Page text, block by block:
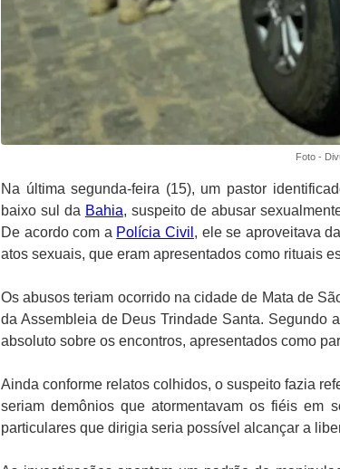
Foto -
Na última segunda-feira (15), um pastor
baixo sul da Bahia, suspeito de abusar
De acordo com a Polícia Civil , ele se aproveitava
atos sexuais, que eram apresentados como rituais
Os abusos teriam ocorrido na cidade de Mata de
da Assembleia de Deus Trindade Santa. Segundo
absoluto sobre os encontros, apresentados como
Ainda conforme relatos colhidos, o suspeito fazia
seriam demônios que atormentavam os fiéis em
particulares que dirigia seria possível alcançar a